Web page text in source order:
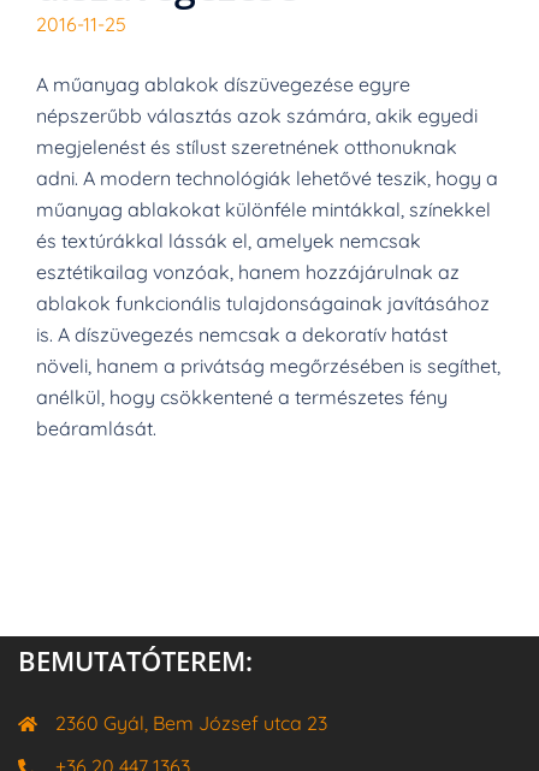
2016-11-25
A műanyag ablakok díszüvegezése egyre
népszerűbb választás azok számára, akik egyedi
megjelenést és stílust szeretnének otthonuknak
adni. A modern technológiák lehetővé teszik, hogy a
műanyag ablakokat különféle mintákkal, színekkel
és textúrákkal lássák el, amelyek nemcsak
esztétikailag vonzóak, hanem hozzájárulnak az
ablakok funkcionális tulajdonságainak javításához
is. A díszüvegezés nemcsak a dekoratív hatást
növeli, hanem a privátság megőrzésében is segíthet,
anélkül, hogy csökkentené a természetes fény
beáramlását.
BEMUTATÓTEREM:
2360 Gyál, Bem József utca 23